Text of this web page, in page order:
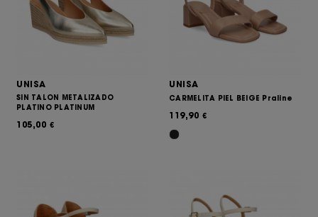
UNISA
SIN TALON METALIZADO
PLATINO PLATINUM
105,00 €
UNISA
CARMELITA PIEL BEIGE Praline
119,90 €